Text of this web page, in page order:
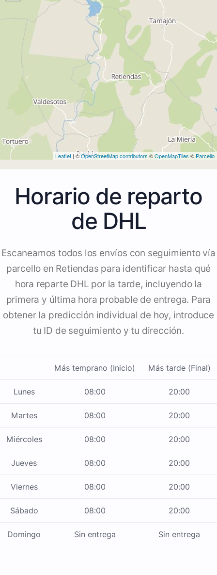
Leaflet | ©OpenStreetMap contributors ©OpenMapTiles © Parcello
Horario de reparto
de DHL
Escaneamos todos los envíos con seguimiento vía
parcello en Retiendas para identificar hasta qué
hora reparte DHL por la tarde, incluyendo la
primera y última hora probable de entrega. Para
obtener la predicción individual de hoy, introduce
tu ID de seguimiento y tu dirección.
Más temprano (Inicio) Más tarde (Final)
Lunes 08:00 20:00
Martes 08:00 20:00
Miércoles 08:00 20:00
Jueves 08:00 20:00
Viernes 08:00 20:00
Sábado 08:00 20:00
Domingo Sin entrega Sin entrega